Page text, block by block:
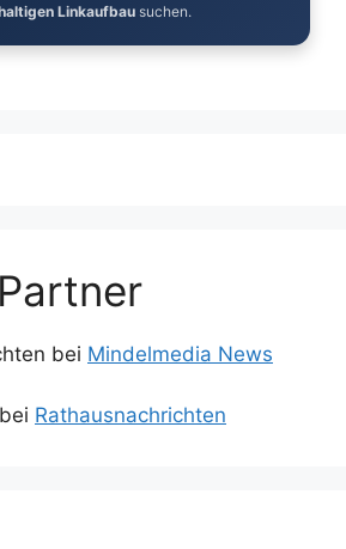
Linkaufbau suchen.
bei Mindelmedia News
Rathausnachrichten